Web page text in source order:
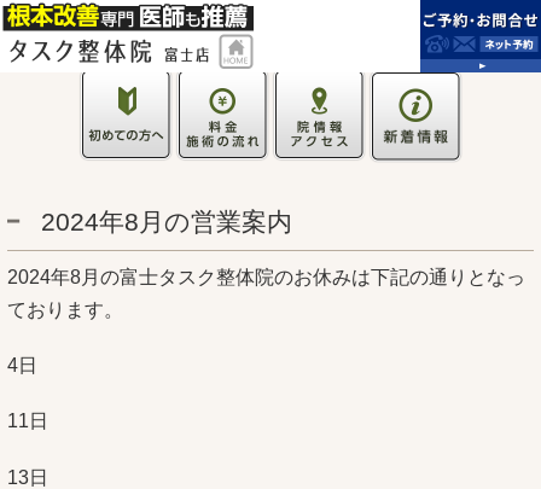
2024年8月の営業案内
2024年8月の富士タスク整体院のお休みは下記の通りとなっ
ております。
4日
11日
13日